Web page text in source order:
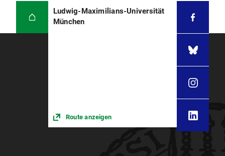
Ludwig-Maximilians-Universität
München
Route anzeigen